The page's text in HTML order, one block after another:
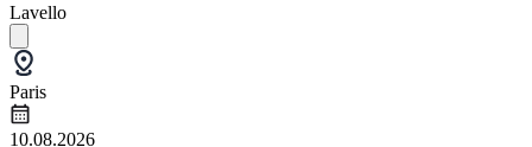
Lavello
Paris
10.08.2026